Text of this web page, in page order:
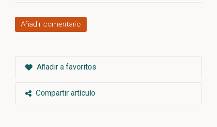
Añadir comentario
Añadir a favoritos
Compartir artículo